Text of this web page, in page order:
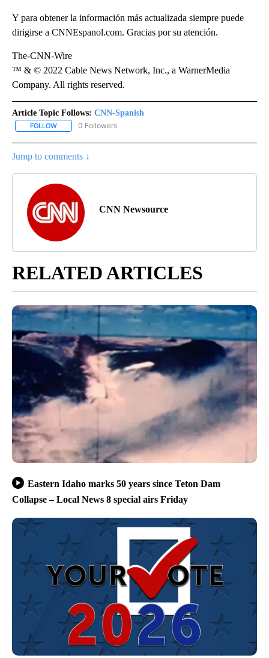
Y para obtener la información más actualizada siempre puede
dirigirse a CNNEspanol.com. Gracias por su atención.
The-CNN-Wire
™ & © 2022 Cable News Network, Inc., a WarnerMedia
Company. All rights reserved.
Article Topic Follows: CNN-Spanish
FOLLOW FOLLOW "CNN-SPANISH" TO RECEIVE NOTIFICATIONS ABOUT
0 Followers
Jump to comments ↓
CNN Newsource
RELATED ARTICLES
Eastern Idaho marks 50 years since Teton Dam
Collapse – Local News 8 special airs Friday